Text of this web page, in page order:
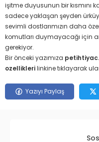
işitme duyusunun bir kısmını
sadece yaklaşan şeyden
sevimli dostlarımızın daha
komutları duymayacağı için
gerekiyor.
Bir önceki yazımıza
ozelliklerilinkine tıklayarak
Yazıyı Paylaş